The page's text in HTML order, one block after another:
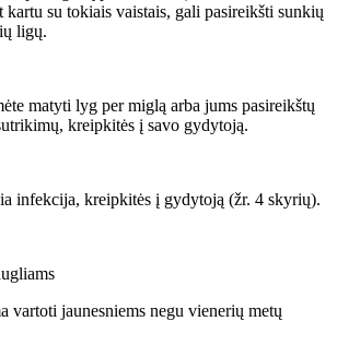
kartu su tokiais vaistais, gali pasireikšti sunkių
ligų.
matyti lyg per miglą arba jums pasireikštų
kreipkitės į savo gydytoją.
infekcija, kreipkitės į gydytoją (žr. 4 skyrių).
vartoti jaunesniems negu vienerių metų